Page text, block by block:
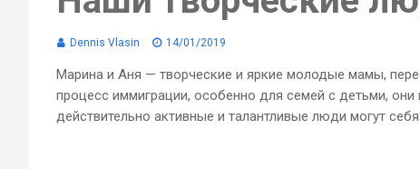
Dennis Vlasin 14/01/2019
Марина и Аня — творческие и яркие молодые мамы,
процесс иммиграции, особенно для семей с детьми,
действительно активные и талантливые люди могут